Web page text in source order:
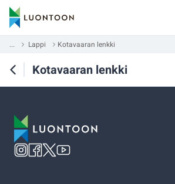
... Lappi Kotavaaran lenkki
Kotavaaran lenkki